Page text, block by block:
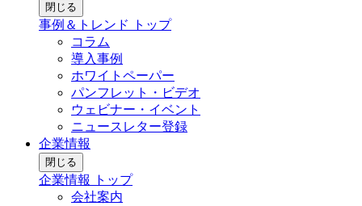
閉じる
事例＆トレンド トップ
コラム
導入事例
ホワイトペーパー
パンフレット・ビデオ
ウェビナー・イベント
ニュースレター登録
企業情報
閉じる
企業情報 トップ
会社案内